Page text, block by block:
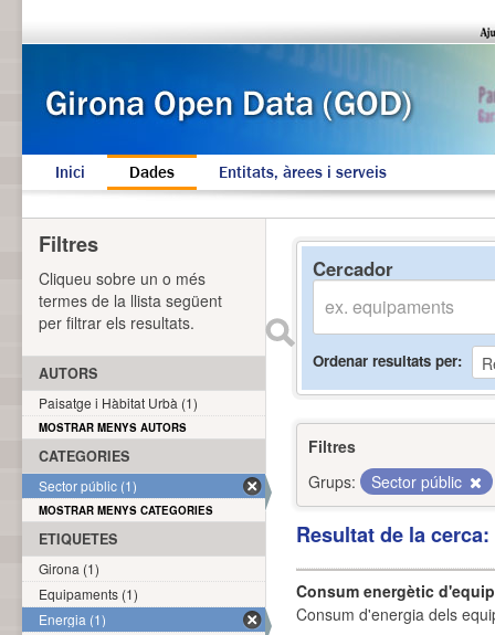
Inici Dades Entitats, àrees i serveis
Cercador
Ordenar resultats per
Filtres
Grups:
Sector públic
Resultat de la
Consum energètic
Consum d'energia dels
Filtres
Cliqueu sobre un o més
termes de la llista següent
per filtrar els resultats.
AUTORS
Paisatge i Hàbitat Urbà (1)
MOSTRAR MENYS AUTORS
CATEGORIES
Sector públic (1)
MOSTRAR MENYS CATEGORIES
ETIQUETES
Girona (1)
Equipaments (1)
Energia (1)